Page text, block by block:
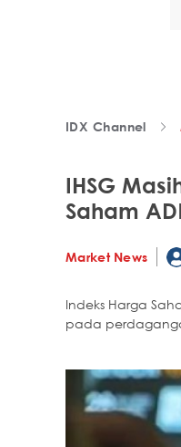
IDX Channel
IHSG
Saham
Market News
Indeks Harga
pada